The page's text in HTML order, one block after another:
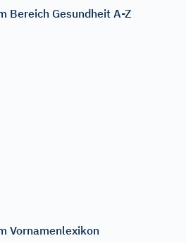
Bereich Gesundheit A-Z
Vornamenlexikon